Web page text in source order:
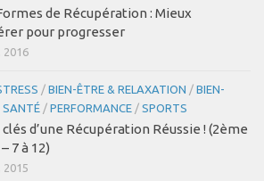
de Récupération : Mieux
pour progresser
2016
/ BIEN-ÊTRE & RELAXATION / BIEN-
SANTÉ / PERFORMANCE / SPORTS
clés d’une Récupération Réussie ! (2ème
7 à 12)
2015